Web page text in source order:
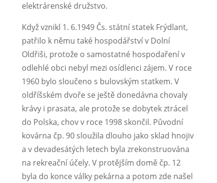
elektrárenské družstvo.
Když vznikl 1. 6.1949 Čs. státní statek Frýdlant,
patřilo k němu také hospodářství v Dolní
Oldřiši, protože o samostatné hospodaření v
odlehlé obci nebyl mezi osídlenci zájem. V roce
1960 bylo sloučeno s bulovským statkem. V
oldříšském dvoře se ještě do­nedávna chovaly
krávy i prasata, ale protože se dobytek ztrácel
do Polska, chov v roce 1998 skončil. Původní
kovárna čp. 90 sloužila dlouho jako sklad hnojiv
a v devadesá­tých letech byla zrekonstruována
na rekreační účely. V protějším domě čp. 12
byla do konce války pekárna a potom zde našel